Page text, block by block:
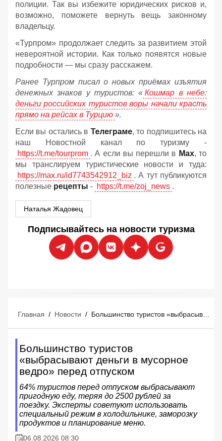
полиции. Так вы избежите юридических рисков и,
возможно, поможете вернуть вещь законному
владельцу.
«Турпром» продолжает следить за развитием этой
невероятной истории. Как только появятся новые
подробности — мы сразу расскажем.
Ранее Турпром писал о новых приёмах изъятия
денежных знаков у туристов: « Кошмар в небе:
деньги российских туристов воры начали красть
прямо на рейсах в Турцию ».
Если вы остались в Телеграме, то подпишитесь на
наш Новостной канал по туризму -
https://t.me/tourprom . А если вы перешли в Мах, то
мы транслируем туристические новости и туда:
https://max.ru/id7743542912_biz . А тут публикуются
полезные рецепты - https://t.me/zoj_news .
Наталья Жадовец
Подписывайтесь на новости туризма
Главная / Новости /
Большинство туристов
«выбрасывают деньги в мусорное
ведро» перед отпуском
64% туристов перед отпуском выбрасывают
пригодную еду, теряя до 2500 рублей за
поездку. Эксперты советуют использовать
специальный режим в холодильнике, заморозку
продуктов и планирование меню.
06.08.2026 08:30